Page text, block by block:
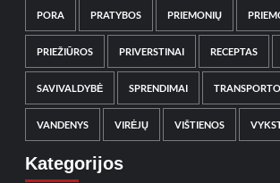
PORA PRATYBOS PRIEMONIŲ
PRIEŽIŪROS PRIVERSTINAI RECEPTAS
SAVIVALDYBĖ SPRENDIMAI TRANSPORTO
VANDENYS VIRĖJŲ VIŠTIENOS
Kategorijos